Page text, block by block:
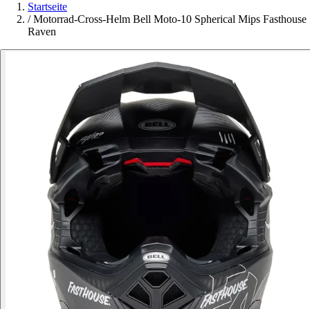
Startseite
/ Motorrad-Cross-Helm Bell Moto-10 Spherical Mips Fasthouse
Raven